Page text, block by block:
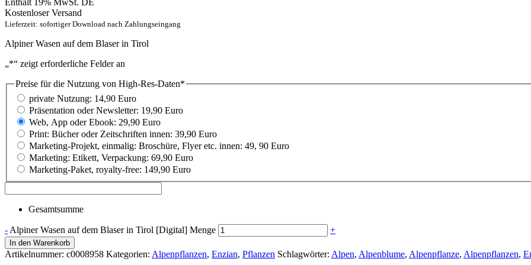
Kostenloser Versand
Lieferzeit: sofortiger Download nach Zahlungseingang
Alpiner Wasen auf dem Blaser in Tirol
„*“ zeigt erforderliche Felder an
Preise für die Nutzung von High-Res-Daten*
private Nutzung: 14,90 Euro
Präsentation oder Newsletter: 19,90 Euro
Web, App oder Ebook: 29,90 Euro
Print: Bücher oder Zeitschriften innen: 39,90 Euro
Marketing-Projekt, einmalig: Broschüre, Flyer etc. innen: 49, 90 Euro
Marketing: Etikett, Verpackung: 69,90 Euro
Marketing-Paket, royalty-free: 149,90 Euro
Gesamtsumme
- Alpiner Wasen auf dem Blaser in Tirol [Digital] Menge +
In den Warenkorb
Artikelnummer: c0008958 Kategorien: Alpenpflanzen, Enzian, Pflanzen Schlagwörter: Alpen, Alpenblume, Alpenpflanze, Alpenpflanzen,